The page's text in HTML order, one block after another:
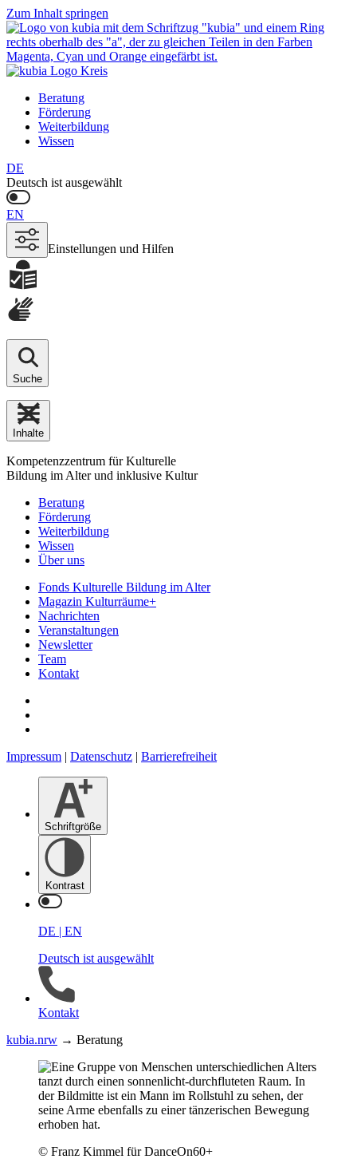
Zum Inhalt springen
Beratung
Förderung
Weiterbildung
Wissen
DE
Deutsch ist ausgewählt
EN
Einstellungen und Hilfen
Suche
Inhalte
Kompetenzzentrum für Kulturelle
Bildung im Alter und inklusive Kultur
Beratung
Förderung
Weiterbildung
Wissen
Über uns
Fonds Kulturelle Bildung im Alter
Magazin Kulturräume+
Nachrichten
Veranstaltungen
Newsletter
Team
Kontakt
Impressum | Datenschutz | Barrierefreiheit
Schrift­größe
Kontrast
DE | EN
Deutsch ist ausgewählt
Kontakt
kubia.nrw → Beratung
© Franz Kimmel für DanceOn60+